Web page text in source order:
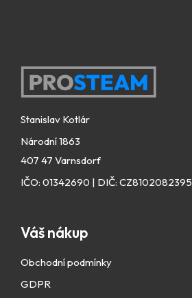
Zápatí
Stanislav Kotlár
Národní 1863
407 47 Varnsdorf
IČO: 01342690 | DIČ: CZ8102082395
Váš nákup
Obchodní podmínky
GDPR